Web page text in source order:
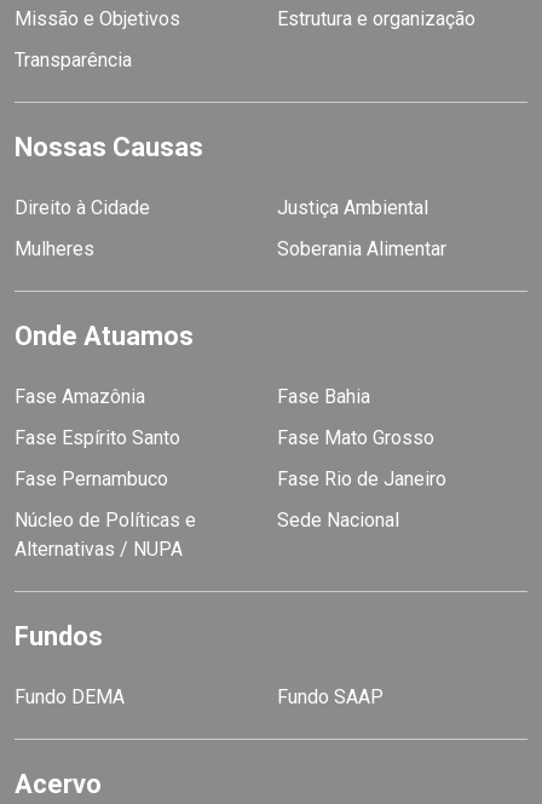
Missão e Objetivos
Estrutura e organização
Transparência
Nossas Causas
Direito à Cidade
Justiça Ambiental
Mulheres
Soberania Alimentar
Onde Atuamos
Fase Amazônia
Fase Bahia
Fase Espírito Santo
Fase Mato Grosso
Fase Pernambuco
Fase Rio de Janeiro
Núcleo de Políticas e
Alternativas / NUPA
Sede Nacional
Fundos
Fundo DEMA Fundo SAAP
Acervo